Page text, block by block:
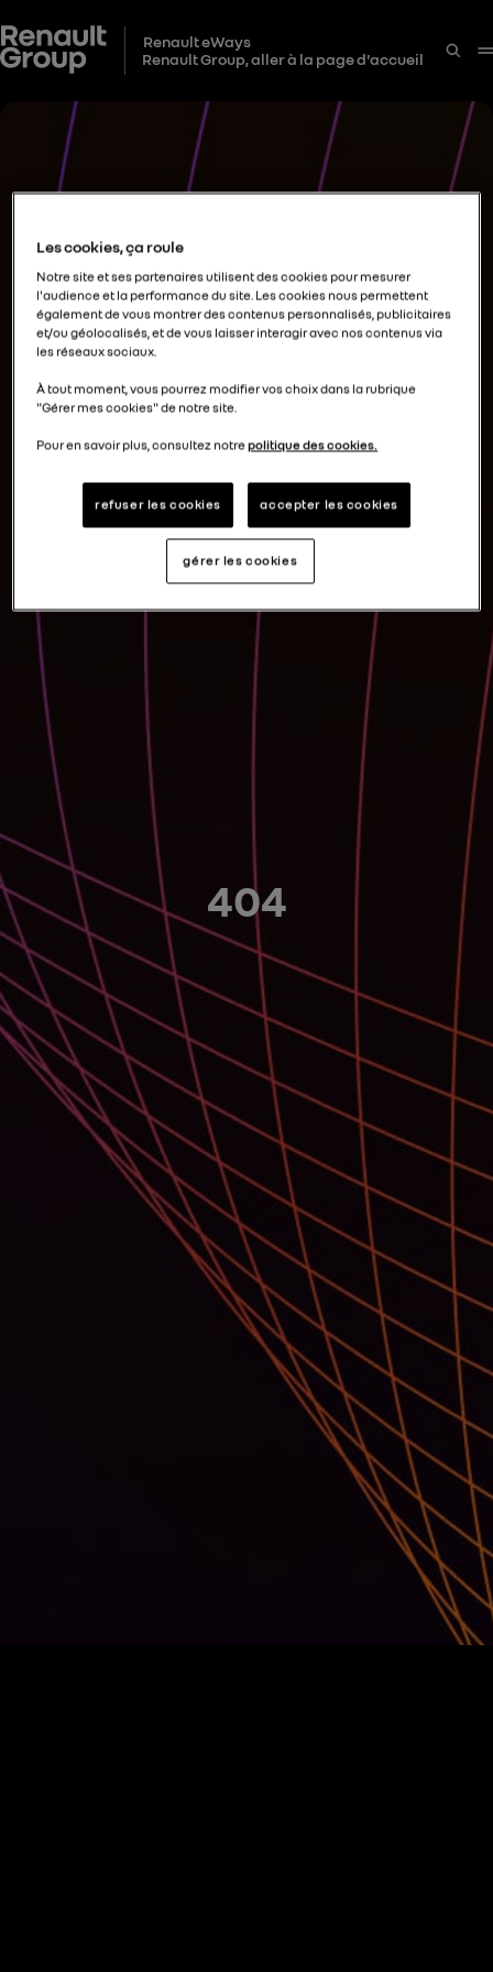
Renault eWays
Renault Group, aller à la page d'accueil
404
Les cookies, ça roule
Notre site et ses partenaires utilisent des cookies pour mesurer
l'audience et la performance du site. Les cookies nous permettent
également de vous montrer des contenus personnalisés, publicitaires
et/ou géolocalisés, et de vous laisser interagir avec nos contenus via
les réseaux sociaux.
À tout moment, vous pourrez modifier vos choix dans la rubrique
"Gérer mes cookies" de notre site.
Pour en savoir plus, consultez notrepolitique des cookies.
refuser les cookies accepter les cookies
gérer les cookies